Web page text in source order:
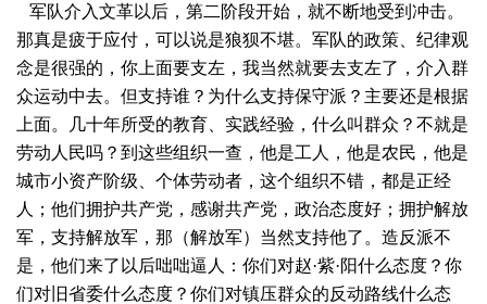
军队介入文革以后，第二阶段开始，就不断地受到冲击。
那真是疲于应付，可以说是狼狈不堪。军队的政策、纪律观
念是很强的，你上面要支左，我当然就要去支左了，介入群
众运动中去。但支持谁？为什么支持保守派？主要还是根据
上面。几十年所受的教育、实践经验，什么叫群众？不就是
劳动人民吗？到这些组织一查，他是工人，他是农民，他是
城市小资产阶级、个体劳动者，这个组织不错，都是正经
人；他们拥护共产党，感谢共产党，政治态度好；拥护解放
军，支持解放军，那（解放军）当然支持他了。造反派不
是，他们来了以后咄咄逼人：你们对赵·紫·阳什么态度？你
们对旧省委什么态度？你们对镇压群众的反动路线什么态